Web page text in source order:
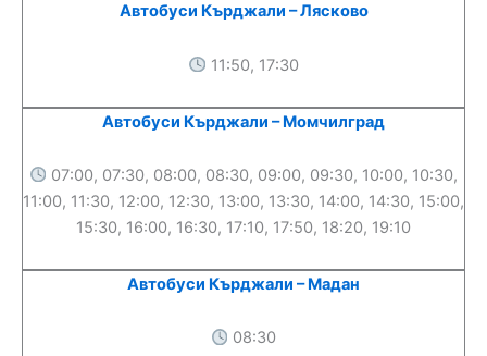
Автобуси Кърджали – Лясково
11:50, 17:30
Автобуси Кърджали – Момчилград
07:00, 07:30, 08:00, 08:30, 09:00, 09:30, 10:00, 10:30,
11:00, 11:30, 12:00, 12:30, 13:00, 13:30, 14:00, 14:30, 15:00,
15:30, 16:00, 16:30, 17:10, 17:50, 18:20, 19:10
Автобуси Кърджали – Мадан
08:30